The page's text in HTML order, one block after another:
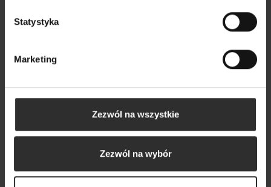
Statystyka
Marketing
Zezwól na wszystkie
Zezwól na wybór